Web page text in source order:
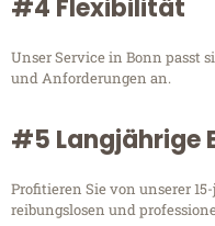
#4 Flexibilität
Unser Service in Bonn passt
und Anforderungen an.
#5 Langjährige
Profitieren Sie von unserer
reibungslosen und